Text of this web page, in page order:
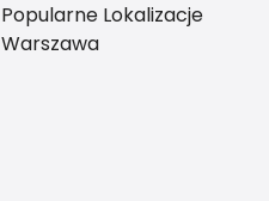
Popularne Lokalizacje
Warszawa